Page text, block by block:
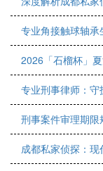
专业角接触球轴
2026「石榴杯」
专业刑事律师：
刑事案件审理期
成都私家侦探：